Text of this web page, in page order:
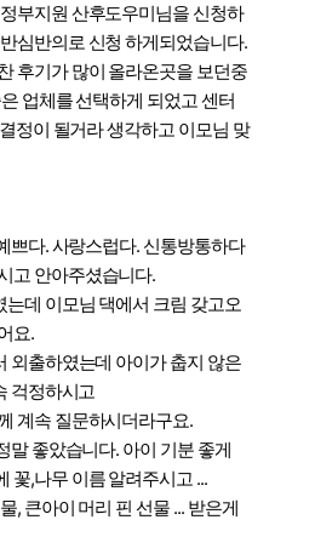
부지원 산후도우미님을 신청하
심반의로 신청 하게되었습니다.
후기가 많이 올라온곳을 보던중
은 업체를 선택하게 되었고 센터
정이 될거라 생각하고 이모님 맞
쁘다. 사랑스럽다. 신통방통하다
고 안아주셨습니다.
데 이모님 댁에서 크림 갖고오
요.
외출하였는데 아이가 춥지 않은
걱정하시고
계속 질문하시더라구요.
말 좋았습니다. 아이 기분 좋게
꽃,나무 이름 알려주시고 ...
, 큰아이 머리 핀 선물 ... 받은게